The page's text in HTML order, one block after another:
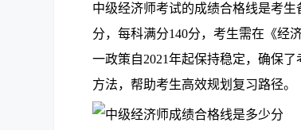
中级经济师考试的成绩合格线是考
分，每科满分140分，考生需在《经
一政策自2021年起保持稳定，确保
方法，帮助考生高效规划复习路径。